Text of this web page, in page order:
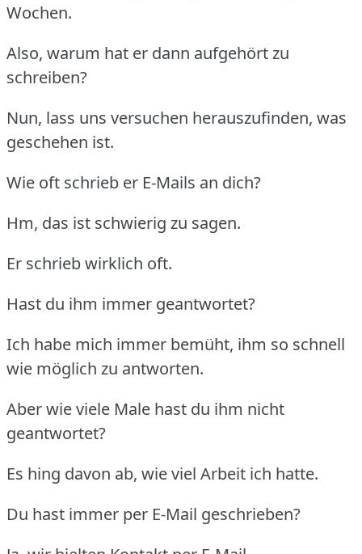
Wochen.
Also, warum hat er dann aufgehört zu
schreiben?
Nun, lass uns versuchen herauszufinden, was
geschehen ist.
Wie oft schrieb er E-Mails an dich?
Hm, das ist schwierig zu sagen.
Er schrieb wirklich oft.
Hast du ihm immer geantwortet?
Ich habe mich immer bemüht, ihm so schnell
wie möglich zu antworten.
Aber wie viele Male hast du ihm nicht
geantwortet?
Es hing davon ab, wie viel Arbeit ich hatte.
Du hast immer per E-Mail geschrieben?